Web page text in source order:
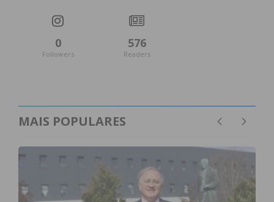
0
Followers
576
Readers
MAIS POPULARES